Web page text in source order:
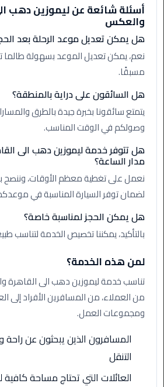
ليموزين
مطار
القاهرة
ليموزين
السخنة
ليموزين
مطار
سفنكس
ليموزين
القاهرة
اسكندرية
ليموزين
برج
العرب
ليموزين
المطار
الساخن
ليموزين
أسئلة شائعة عن ليموزين دهب
والعكس
هل يمكن تعديل موعد الرحلة بعد
نعم، يمكن تعديل الموعد بسهولة طالما
مسبقًا.
هل السائقون على دراية بالمنطقة؟
يتمتع سائقونا بخبرة جيدة بالطرق
وصولكم في الوقت المناسب.
هل تتوفر خدمة ليموزين دهب الى
مدار الساعة؟
نعمل على تغطية معظم الأوقات، وننصح
لضمان توفر السيارة المناسبة في
هل يمكن الحجز لمناسبة خاصة؟
بالتأكيد، يمكننا تخصيص الخدمة لتناسب
لمن هذه الخدمة؟
تناسب خدمة ليموزين دهب الى القاهرة
من العملاء، من المسافرين الأفراد إلى
ومجموعات العمل.
المسافرون الذين يبحثون عن
التنقل
العائلات التي تحتاج مساحة كافية